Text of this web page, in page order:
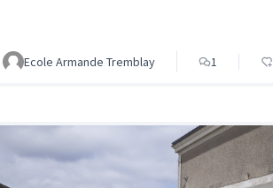
Ecole Armande Tremblay 1